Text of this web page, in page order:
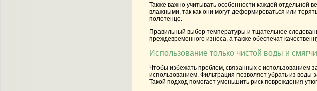
Также важно учитывать особенности каждой
влажными, так как они могут деформироваться или
полотенце.
Правильный выбор температуры и тщательное
преждевременного износа, а также обеспечат
Использование только чистой воды и
Чтобы избежать проблем, связанных с использованием
использованием. Фильтрация позволяет убрать из воды
Такой подход помогает уменьшить риск повреждения